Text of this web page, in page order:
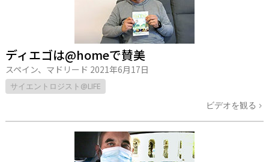
ディエゴは@homeで賛美
スペイン、マドリード 2021年6月17日
サイエントロジスト@LIFE
ビデオを観る